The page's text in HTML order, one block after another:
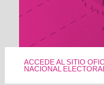
ACCEDE AL SITIO
NACIONAL